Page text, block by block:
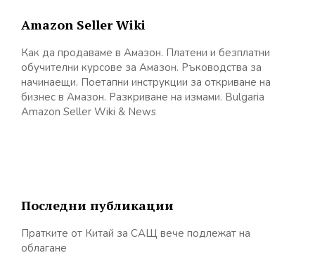
Amazon Seller Wiki
Как да продаваме в Амазон. Платени и безплатни
обучителни курсове за Амазон. Ръководства за
начинаещи. Поетапни инструкции за откриване на
бизнес в Амазон. Разкриване на измами. Bulgaria
Amazon Seller Wiki & News
Последни публикации
Пратките от Китай за САЩ вече подлежат на
облагане